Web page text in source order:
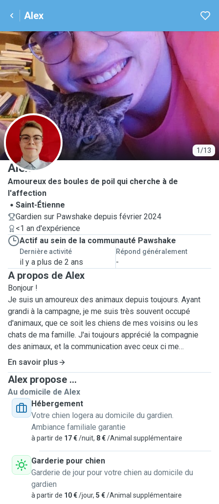
Alex
1/13
A
Alex
Amoureux des boules de poil qui cherche à de
l'affection
Saint-Étienne
Gardien sur Pawshake depuis février 2024
<1 an d'expérience
Actif au sein de la communauté Pawshake
Dernière activité
il y a plus de 2 ans
Répond généralement
-
A propos de Alex
Bonjour !
Je suis un amoureux des animaux depuis toujours. Ayant
grandi à la campagne, je me suis très souvent occupé
d'animaux, que ce soit les chiens de mes voisins ou les
chats de ma famille. J'ai toujours apprécié la compagnie
des animaux, et la communication avec ceux ci me
paraissaient toujours plus facile.
Je veux devenir un gardien d'animaux car je veux retrouver
ce contact malgré le fait que je sois loin de mon village
natal.
Je pense avoir une expérience précieuse, que ce soit pour
les chats ou pour les chiens. En effet, les chats de ma
famille étaient tous habitué à la vie en extérieure et avaient
de très fort caractère. En matière de chiens, je me suis
occupé de tous oes profils, de petits à gros, de chiots à
vieux chiens. Ainsi, je pense que mon expérience sera
grandement utile.
En savoir plus
Alex propose ...
Au domicile de Alex
Hébergement
Votre chien logera au domicile du gardien.
Ambiance familiale garantie
à partir de 17 €/nuit, 8 €/Animal supplémentaire
Garderie pour chien
Garderie de jour pour votre chien au domicile du
gardien
à partir de 10 €/jour, 5 €/Animal supplémentaire